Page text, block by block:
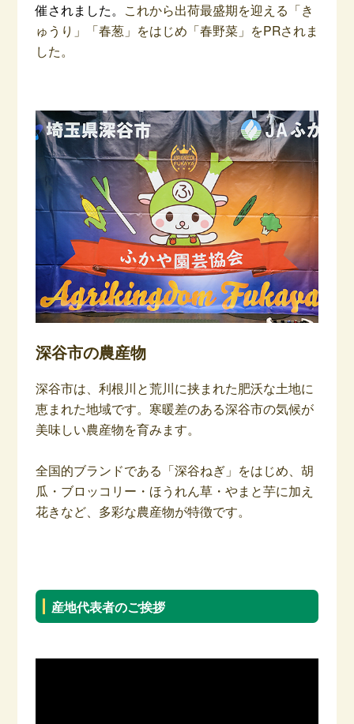
催されました。 これから出荷最盛期を迎える「き
ゅうり」「春葱」をはじめ「春野菜」をPRされま
した。
深谷市の農産物
深谷市は、利根川と荒川に挟まれた肥沃な土地に
恵まれた地域です。寒暖差のある深谷市の気候が
美味しい農産物を育みます。
全国的ブランドである「深谷ねぎ」をはじめ、胡
瓜・ブロッコリー・ほうれん草・やまと芋に加え
花きなど、多彩な農産物が特徴です。
産地代表者のご挨拶